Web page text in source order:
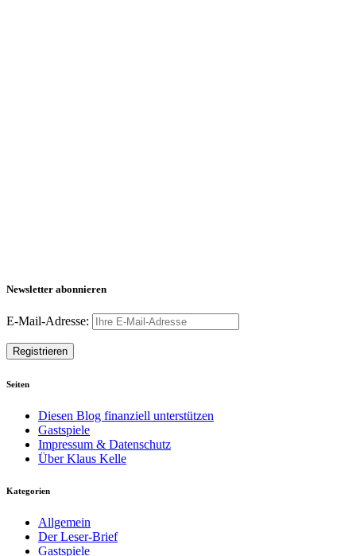
Newsletter abonnieren
E-Mail-Adresse:
Seiten
Diesen Blog finanziell unterstützen
Gastspiele
Impressum & Datenschutz
Über Klaus Kelle
Kategorien
Allgemein
Der Leser-Brief
Gastspiele